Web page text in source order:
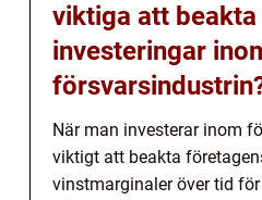
viktiga att beakta
investeringar
När man investerar inom
viktigt att beakta
vinstmarginaler över tid